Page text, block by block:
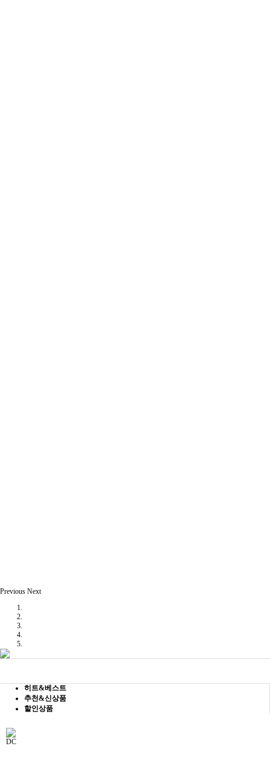
Previous Next
히트&베스트
추천&신상품
할인상품
DC